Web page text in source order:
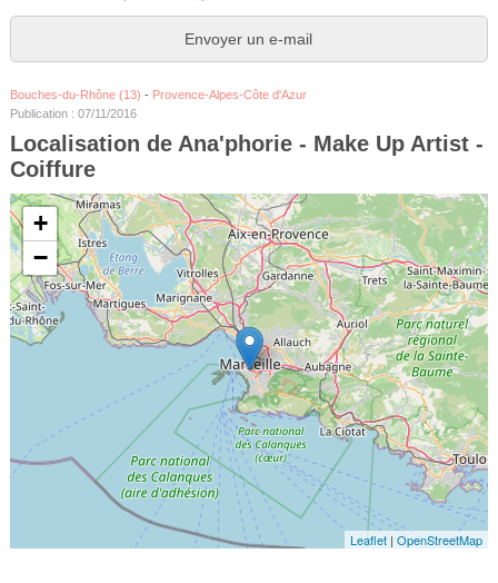
Envoyer un e-mail
Bouches-du-Rhône (13) - Provence-Alpes-Côte d'Azur
Publication : 07/11/2016
Localisation de Ana'phorie - Make Up Artist -
Coiffure
+
−
Leaflet |OpenStreetMap